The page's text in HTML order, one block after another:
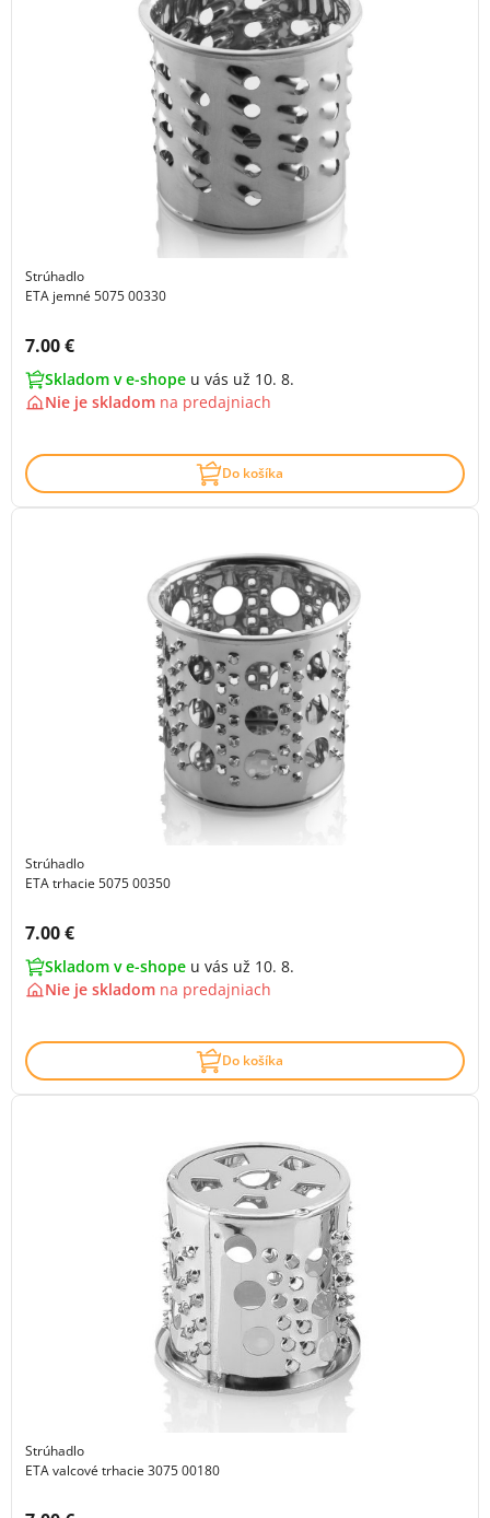
Strúhadlo
ETA jemné 5075 00330
Cena s DPH:
7.00 €
Skladom v e-shope u vás už 10. 8.
Nie je skladom na predajniach
Do košíka
Strúhadlo
ETA trhacie 5075 00350
Cena s DPH:
7.00 €
Skladom v e-shope u vás už 10. 8.
Nie je skladom na predajniach
Do košíka
Strúhadlo
ETA valcové trhacie 3075 00180